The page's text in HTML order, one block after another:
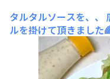
タルタルソースを、、
ルを掛けて頂きました
フのグリーンサラダ
ば： 炒め油の代わり